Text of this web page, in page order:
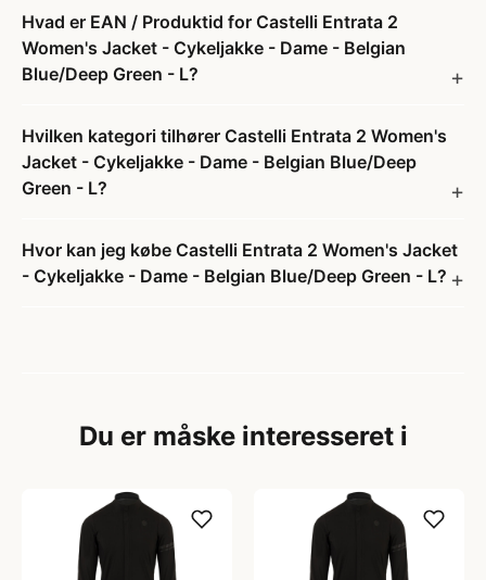
Hvad er EAN / Produktid for Castelli Entrata 2
Women's Jacket - Cykeljakke - Dame - Belgian
Blue/Deep Green - L?
Hvilken kategori tilhører Castelli Entrata 2 Women's
Jacket - Cykeljakke - Dame - Belgian Blue/Deep
Green - L?
Hvor kan jeg købe Castelli Entrata 2 Women's Jacket
- Cykeljakke - Dame - Belgian Blue/Deep Green - L?
Du er måske interesseret i